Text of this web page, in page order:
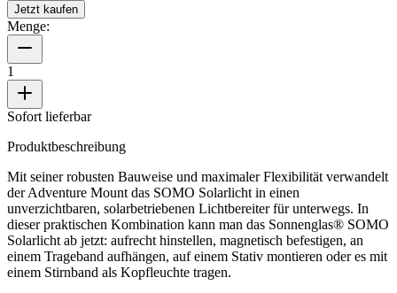
Jetzt kaufen
Menge:
1
Sofort lieferbar
Produktbeschreibung
Mit seiner robusten Bauweise und maximaler Flexibilität verwandelt
der Adventure Mount das SOMO Solarlicht in einen
unverzichtbaren, solarbetriebenen Lichtbereiter für unterwegs. In
dieser praktischen Kombination kann man das Sonnenglas® SOMO
Solarlicht ab jetzt: aufrecht hinstellen, magnetisch befestigen, an
einem Trageband aufhängen, auf einem Stativ montieren oder es mit
einem Stirnband als Kopfleuchte tragen.